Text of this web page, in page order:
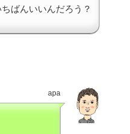
ばんいいんだろう？
apa